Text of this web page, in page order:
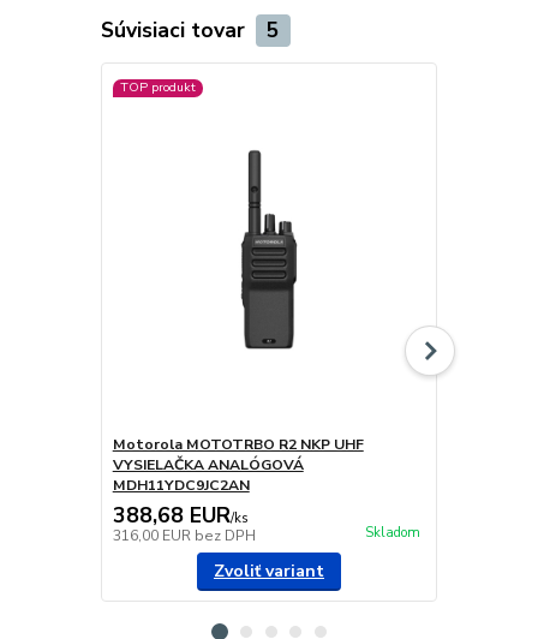
Súvisiaci tovar 5
TOP produkt
Motorola MOTOTRBO R2 NKP UHF
VYSIELAČKA ANALÓGOVÁ
MDH11YDC9JC2AN
388,68 EUR/ks
316,00 EUR bez DPH Skladom
Zvoliť variant